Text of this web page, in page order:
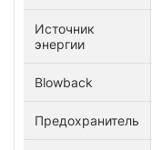
Источник
энергии
Blowback
Предохранитель